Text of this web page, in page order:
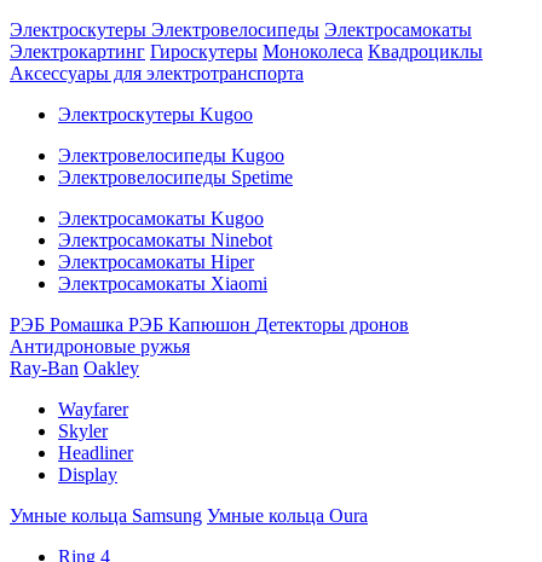
Электроскутеры Электровелосипеды Электросамокаты
Электрокартинг Гироскутеры Моноколеса Квадроциклы
Аксессуары для электротранспорта
Электроскутеры Kugoo
Электровелосипеды Kugoo
Электровелосипеды Spetime
Электросамокаты Kugoo
Электросамокаты Ninebot
Электросамокаты Hiper
Электросамокаты Xiaomi
РЭБ Ромашка РЭБ Капюшон Детекторы дронов
Антидроновые ружья
Ray-Ban Oakley
Wayfarer
Skyler
Headliner
Display
Умные кольца Samsung Умные кольца Oura
Ring 4